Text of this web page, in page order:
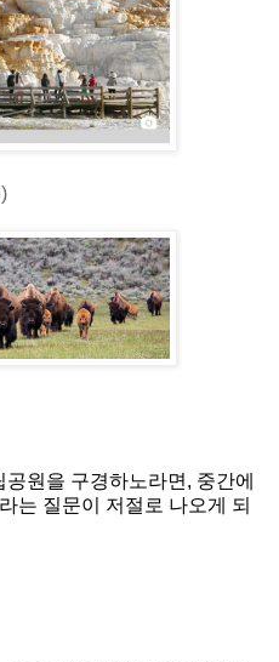
원을 구경하노라면, 중간에
는 질문이 저절로 나오게 되